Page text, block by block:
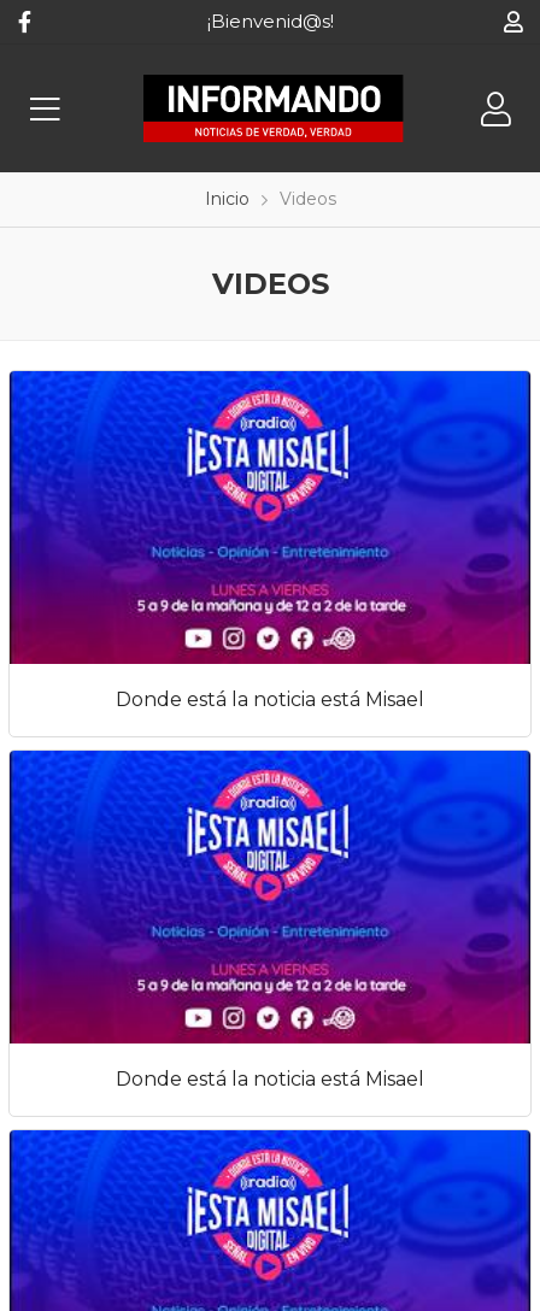
¡Bienvenid@s!
Inicio Videos
VIDEOS
Donde está la noticia está Misael
Donde está la noticia está Misael